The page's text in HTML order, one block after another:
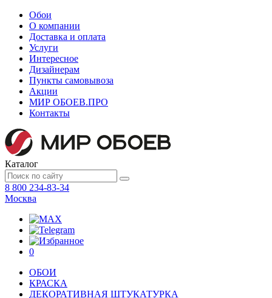
Обои
О компании
Доставка и оплата
Услуги
Интересное
Дизайнерам
Пункты самовывоза
Акции
МИР ОБОЕВ.ПРО
Контакты
Каталог
8 800 234-83-34
Москва
0
ОБОИ
КРАСКА
ДЕКОРАТИВНАЯ ШТУКАТУРКА